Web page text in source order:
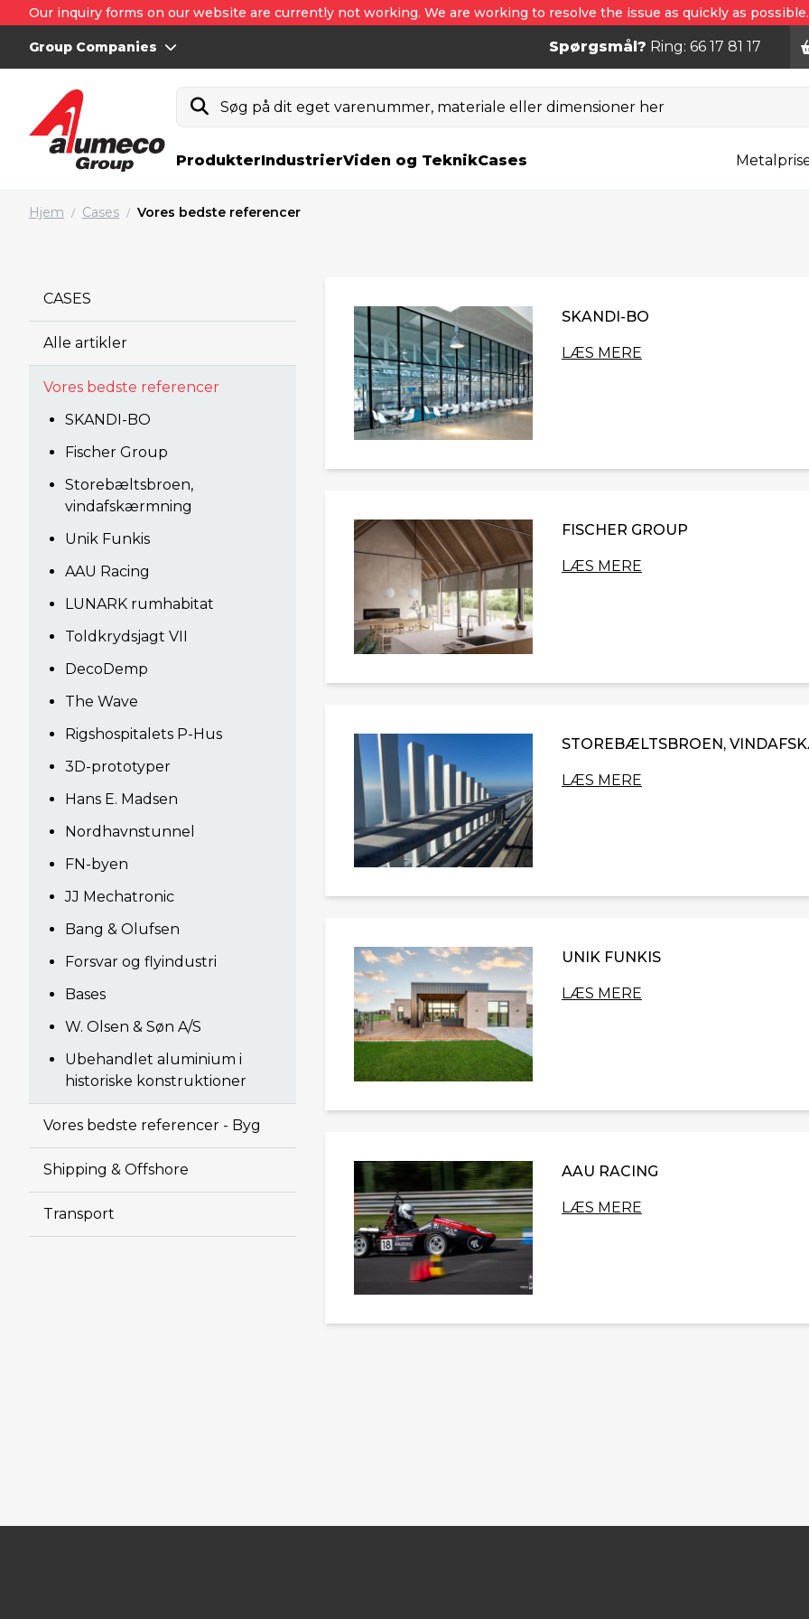
Our inquiry forms on our website are currently not working. We are working to resolve the issue as quickly as
Group Companies Spørgsmål? Ring: 66 17 81 17
Søg på dit eget varenummer, materiale eller dimensioner her
ProdukterIndustrierViden og TeknikCases
Hjem / Cases / Vores bedste referencer
CASES
Alle artikler
Vores bedste referencer
SKANDI-BO
Fischer Group
Storebæltsbroen,
vindafskærmning
Unik Funkis
AAU Racing
LUNARK rumhabitat
Toldkrydsjagt VII
DecoDemp
The Wave
Rigshospitalets P-Hus
3D-prototyper
Hans E. Madsen
Nordhavnstunnel
FN-byen
JJ Mechatronic
Bang & Olufsen
Forsvar og flyindustri
Bases
W. Olsen & Søn A/S
Ubehandlet aluminium i
historiske konstruktioner
Vores bedste referencer - Byg
Shipping & Offshore
Transport
SKANDI-BO
LÆS MERE
FISCHER GROUP
LÆS MERE
STOREBÆLTSBROEN,
LÆS MERE
UNIK FUNKIS
LÆS MERE
AAU RACING
LÆS MERE